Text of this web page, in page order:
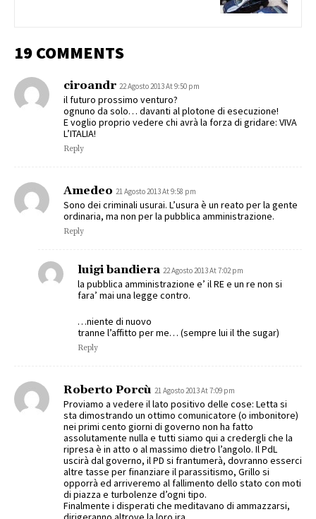
19 COMMENTS
ciroandr 22 Agosto 2013 At 9:50 pm
il futuro prossimo venturo?
ognuno da solo… davanti al plotone di esecuzione!
E voglio proprio vedere chi avrà la forza di gridare: VIVA
L’ITALIA!
Reply
Amedeo 21 Agosto 2013 At 9:58 pm
Sono dei criminali usurai. L’usura è un reato per la gente
ordinaria, ma non per la pubblica amministrazione.
Reply
luigi bandiera 22 Agosto 2013 At 7:02 pm
la pubblica amministrazione e’ il RE e un re non si
fara’ mai una legge contro.
…niente di nuovo
tranne l’affitto per me… (sempre lui il the sugar)
Reply
Roberto Porcù 21 Agosto 2013 At 7:09 pm
Proviamo a vedere il lato positivo delle cose: Letta si
sta dimostrando un ottimo comunicatore (o imbonitore)
nei primi cento giorni di governo non ha fatto
assolutamente nulla e tutti siamo qui a credergli che la
ripresa è in atto o al massimo dietro l’angolo. Il PdL
uscirà dal governo, il PD si frantumerà, dovranno esserci
altre tasse per finanziare il parassitismo, Grillo si
opporrà ed arriveremo al fallimento dello stato con moti
di piazza e turbolenze d’ogni tipo.
Finalmente i disperati che meditavano di ammazzarsi,